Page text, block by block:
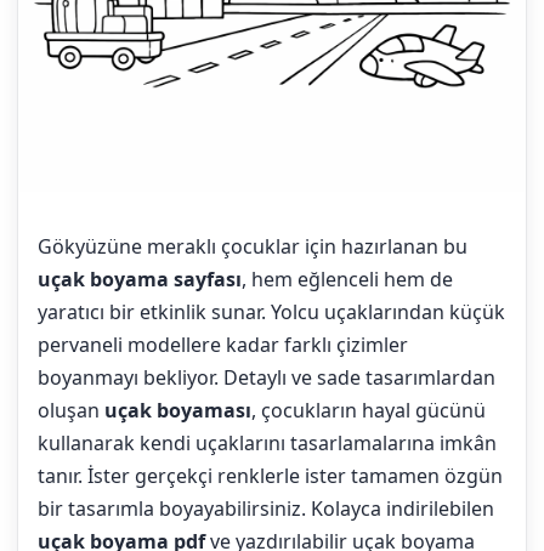
Gökyüzüne meraklı çocuklar için hazırlanan bu
uçak boyama sayfası, hem eğlenceli hem de
yaratıcı bir etkinlik sunar. Yolcu uçaklarından küçük
pervaneli modellere kadar farklı çizimler
boyanmayı bekliyor. Detaylı ve sade tasarımlardan
oluşan uçak boyaması, çocukların hayal gücünü
kullanarak kendi uçaklarını tasarlamalarına imkân
tanır. İster gerçekçi renklerle ister tamamen özgün
bir tasarımla boyayabilirsiniz. Kolayca indirilebilen
uçak boyama pdfve yazdırılabilir uçak boyama